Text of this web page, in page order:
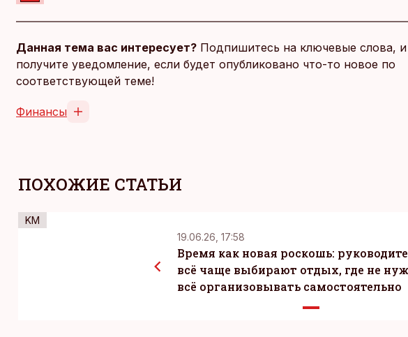
Данная тема вас интересует? Подпишитесь на ключевые слова,
получите уведомление, если будет опубликовано что-то новое по
соответствующей теме!
Финансы
ПОХОЖИЕ СТАТЬИ
KM
19.06.26, 17:58
Время как новая роскошь:
всё чаще выбирают отдых, где не
всё организовывать самостоятельно